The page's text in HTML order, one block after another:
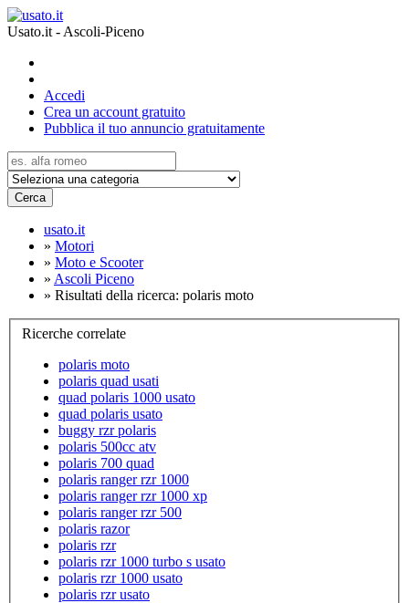
Usato.it - Ascoli-Piceno
Accedi
Crea un account gratuito
Pubblica il tuo annuncio gratuitamente
Cerca
usato.it
» Motori
» Moto e Scooter
» Ascoli Piceno
» Risultati della ricerca: polaris moto
Ricerche correlate
polaris moto
polaris quad usati
quad polaris 1000 usato
quad polaris usato
buggy rzr polaris
polaris 500cc atv
polaris 700 quad
polaris ranger rzr 1000
polaris ranger rzr 1000 xp
polaris ranger rzr 500
polaris razor
polaris rzr
polaris rzr 1000 turbo s usato
polaris rzr 1000 usato
polaris rzr usato